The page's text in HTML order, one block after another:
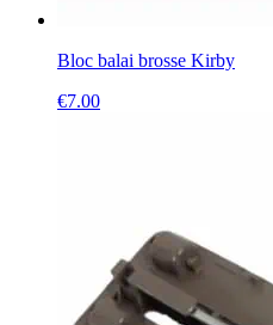
Bloc balai brosse Kirby
€7.00